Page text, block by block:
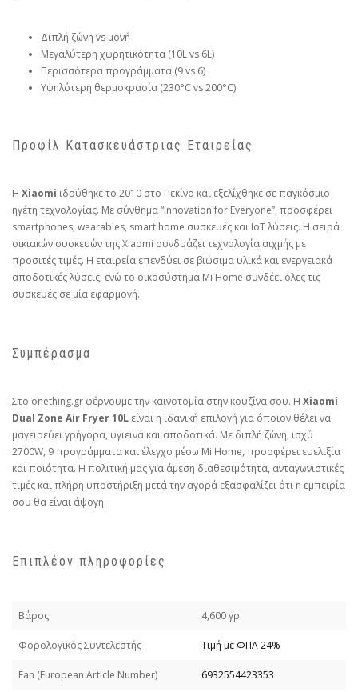
Διπλή ζώνη vs μονή
Μεγαλύτερη χωρητικότητα (10L vs 6L)
Περισσότερα προγράμματα (9 vs 6)
Υψηλότερη θερμοκρασία (230°C vs 200°C)
Προφίλ Κατασκευάστριας Εταιρείας
Η Xiaomi ιδρύθηκε το 2010 στο Πεκίνο και εξελίχθηκε σε παγκόσμιο
ηγέτη τεχνολογίας. Με σύνθημα “Innovation for Everyone”, προσφέρει
smartphones, wearables, smart home συσκευές και IoT λύσεις. Η σειρά
οικιακών συσκευών της Xiaomi συνδυάζει τεχνολογία αιχμής με
προσιτές τιμές. Η εταιρεία επενδύει σε βιώσιμα υλικά και ενεργειακά
αποδοτικές λύσεις, ενώ το οικοσύστημα Mi Home συνδέει όλες τις
συσκευές σε μία εφαρμογή.
Συμπέρασμα
Στο onething.gr φέρνουμε την καινοτομία στην κουζίνα σου. Η Xiaomi
Dual Zone Air Fryer 10L είναι η ιδανική επιλογή για όποιον θέλει να
μαγειρεύει γρήγορα, υγιεινά και αποδοτικά. Με διπλή ζώνη, ισχύ
2700W, 9 προγράμματα και έλεγχο μέσω Mi Home, προσφέρει ευελιξία
και ποιότητα. Η πολιτική μας για άμεση διαθεσιμότητα, ανταγωνιστικές
τιμές και πλήρη υποστήριξη μετά την αγορά εξασφαλίζει ότι η εμπειρία
σου θα είναι άψογη.
Επιπλέον πληροφορίες
Βάρος 4,600 γρ.
Φορολογικός Συντελεστής Τιμή με ΦΠΑ 24%
Εan (European Article Number) 6932554423353